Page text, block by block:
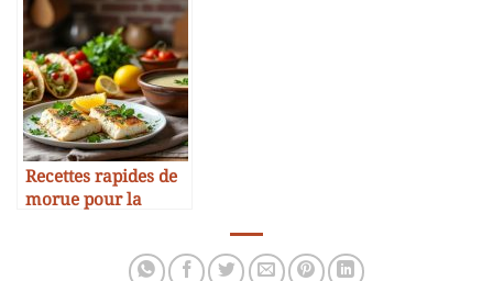
Recettes rapides de
morue pour la